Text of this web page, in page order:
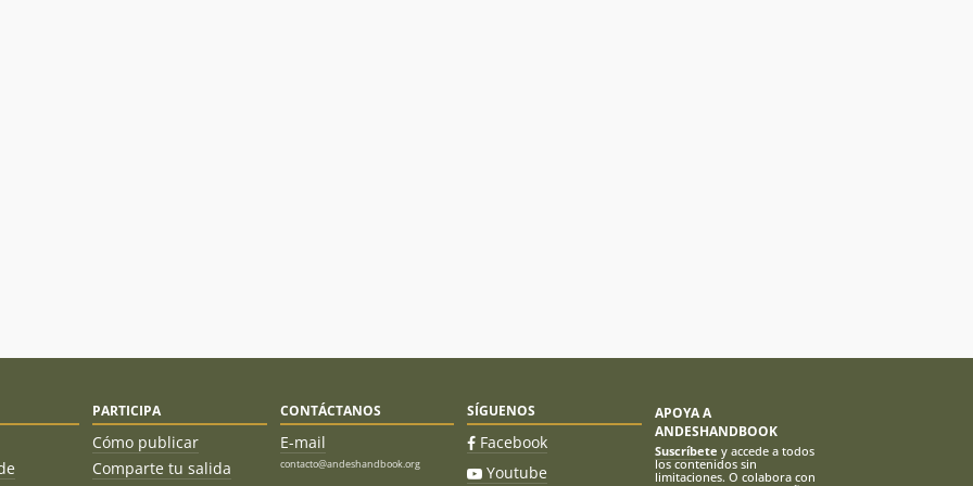
PARTICIPA
Cómo publicar
Comparte tu salida
CONTÁCTANOS
E-mail
contacto@andeshandbook.org
SÍGUENOS
Facebook
Youtube
APOYA A
ANDESHANDBOOK
Suscríbete y accede a todos
los contenidos sin
limitaciones. O colabora con